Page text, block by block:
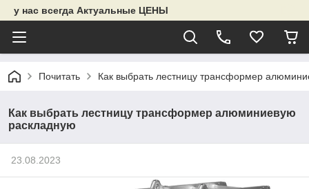
у нас всегда Актуальные ЦЕНЫ
Почитать Как выбрать лестницу трансформер
Как выбрать лестницу трансформер алюминиевую
раскладную
23.08.2023